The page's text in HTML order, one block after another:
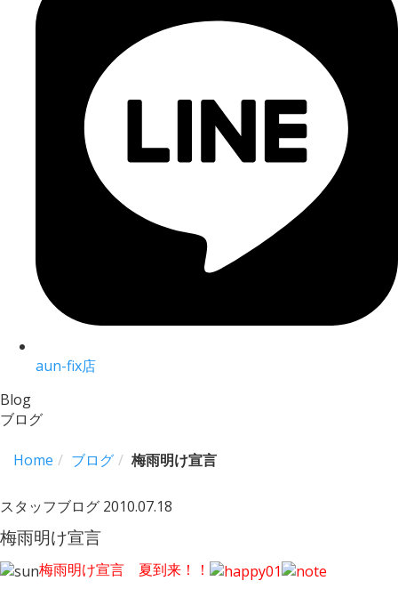
aun-fix店
Blog
ブログ
Home ブログ 梅雨明け宣言
スタッフブログ 2010.07.18
梅雨明け宣言
梅雨明け宣言 夏到来！！